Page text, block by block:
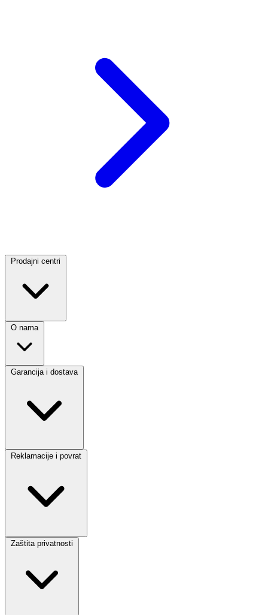
Prodajni centri
O nama
Garancija i dostava
Reklamacije i povrat
Zaštita privatnosti